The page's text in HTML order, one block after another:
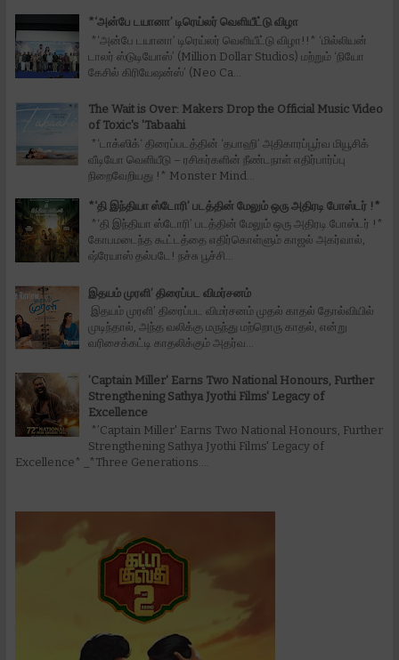
*‘அன்பே டயானா’ டிரெய்லர் வெளியீட்டு விழா
*‘அன்பே டயானா’ டிரெய்லர் வெளியீட்டு விழா!!* ‘மில்லியன்
டாலர் ஸ்டுடியோஸ்’ (Million Dollar Studios) மற்றும் ‘நியோ
கேசில் கிரியேஷன்ஸ்’ (Neo Ca...
The Wait is Over: Makers Drop the Official Music Video
of Toxic's 'Tabaahi
*‘டாக்ஸிக்‘ திரைப்படத்தின் ‘தபாஹி’ அதிகாரப்பூர்வ மியூசிக்
வீடியோ வெளியீடு – ரசிகர்களின் நீண்டநாள் எதிர்பார்ப்பு
நிறைவேறியது !* Monster Mind...
*‘தி இந்தியா ஸ்டோரி’ படத்தின் மேலும் ஒரு அதிரடி போஸ்டர் !*
*‘தி இந்தியா ஸ்டோரி’ படத்தின் மேலும் ஒரு அதிரடி போஸ்டர் !*
கோபமடைந்த கூட்டத்தை எதிர்கொள்ளும் காஜல் அகர்வால்,
ஷ்ரேயாஸ் தல்படே! நச்சு பூச்சி...
இதயம் முரளி’ திரைப்பட விமர்சனம்
இதயம் முரளி’ திரைப்பட விமர்சனம் முதல் காதல் தோல்வியில்
முடிந்தால், அந்த வலிக்கு மருந்து மற்றொரு காதல், என்று
வரிசைக்கட்டி காதலிக்கும் அதர்வ...
’Captain Miller' Earns Two National Honours, Further
Strengthening Sathya Jyothi Films' Legacy of
Excellence
*’Captain Miller' Earns Two National Honours, Further
Strengthening Sathya Jyothi Films' Legacy of
Excellence* _*Three Generations....